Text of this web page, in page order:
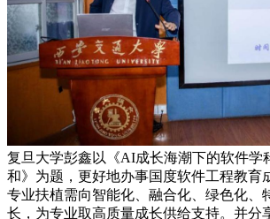
复旦大学彭鑫以《AI成长海潮下的软件学
和》为题，更好地办事国度软件工程教育
专业扶植需向智能化、融合化、绿色化、
长，为专业取高质量成长供给支持。并分